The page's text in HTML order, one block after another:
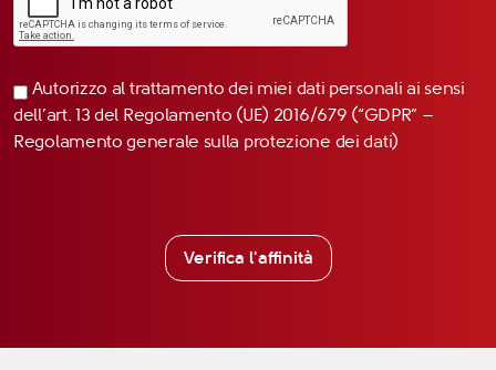
Autorizzo al trattamento dei miei dati personali ai sensi
dell’art. 13 del Regolamento (UE) 2016/679 (“GDPR” –
Regolamento generale sulla protezione dei dati)
Verifica l'affinità